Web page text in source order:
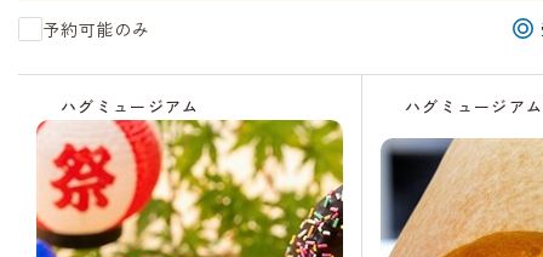
予約可能のみ
ハグミュージアム ハグミュージアム